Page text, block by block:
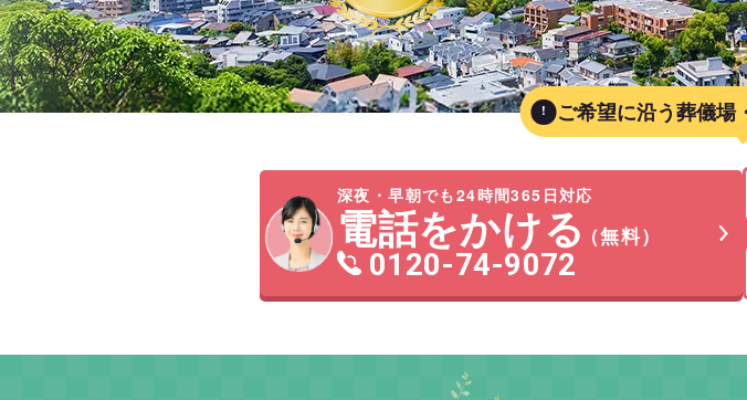
ご希望に沿う葬儀場
深夜・早朝でも24時間365日対応
電話をかける （無料）
0120-74-9072